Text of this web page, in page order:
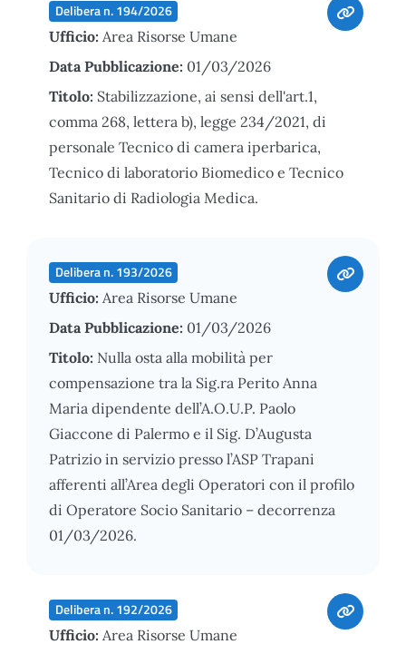
Delibera n. 194/2026
Ufficio: Area Risorse Umane
Data Pubblicazione: 01/03/2026
Titolo: Stabilizzazione, ai sensi dell'art.1,
comma 268, lettera b), legge 234/2021, di
personale Tecnico di camera iperbarica,
Tecnico di laboratorio Biomedico e Tecnico
Sanitario di Radiologia Medica.
Delibera n. 193/2026
Ufficio: Area Risorse Umane
Data Pubblicazione: 01/03/2026
Titolo: Nulla osta alla mobilità per
compensazione tra la Sig.ra Perito Anna
Maria dipendente dell’A.O.U.P. Paolo
Giaccone di Palermo e il Sig. D’Augusta
Patrizio in servizio presso l’ASP Trapani
afferenti all’Area degli Operatori con il profilo
di Operatore Socio Sanitario – decorrenza
01/03/2026.
Delibera n. 192/2026
Ufficio: Area Risorse Umane